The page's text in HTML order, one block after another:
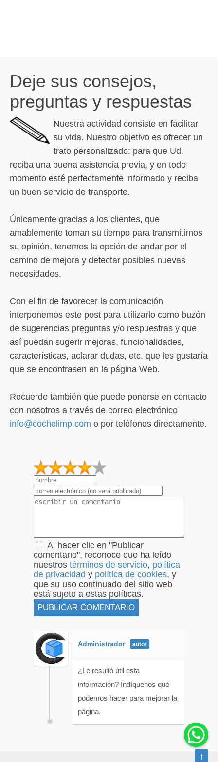
Deje sus consejos,
preguntas y respuestas
Nuestra actividad consiste en facilitar
su vida. Nuestro objetivo es ofrecer un
trato personalizado: para que Ud.
reciba una buena asistencia previa, y en todo
momento esté perfectamente informado y reciba
un buen servicio de transporte.
Únicamente gracias a los clientes, que
amablemente toman su tiempo para transmitirnos
su opinión, tenemos la opción de andar por el
camino de mejora y detectar posibles nuevas
necesidades.
Con el fin de favorecer la comunicación
interponemos este post para utilizarlo como buzón
de sugerencias preguntas y/o respuestras y que
así puedan sugerir mejoras, funcionalidades,
características, aclarar dudas, etc. que les gustaría
que se encontrasen en la página Web.
Recuerde también que puede ponerse en contacto
con nosotros a través de correo electrónico
info@cochelimp.com o por teléfonos directamente.
2
1
Al hacer clic en "Publicar
comentario", reconoce que ha leído
nuestros términos de servicio, política
de privacidad y política de cookies, y
que su uso continuado del sitio web
está sujeto a estas políticas.
Administrador
¿Le resultó útil esta
información? Indíquenos qué
podemos hacer para mejorar la
página.
↑